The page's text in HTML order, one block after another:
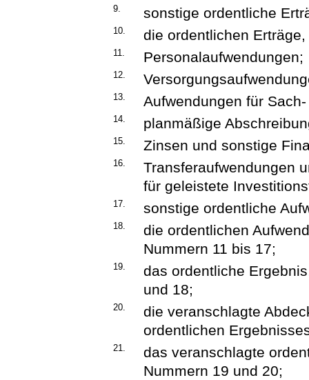
9. sonstige ordentliche
10. die ordentlichen
11. Personalaufwendungen;
12.
13. Aufwendungen für
14. planmäßige
15. Zinsen und sonstige
16.
Transferaufwendungen
für geleistete
17. sonstige ordentliche
18.
die ordentlichen
Nummern 11 bis 17;
19.
das ordentliche
und 18;
20.
die veranschlagte
ordentlichen
21.
das veranschlagte
Nummern 19 und 20;